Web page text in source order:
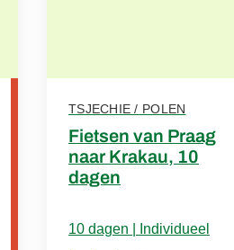
TSJECHIE / POLEN
Fietsen van Praag
naar Krakau, 10
dagen
10 dagen | Individueel